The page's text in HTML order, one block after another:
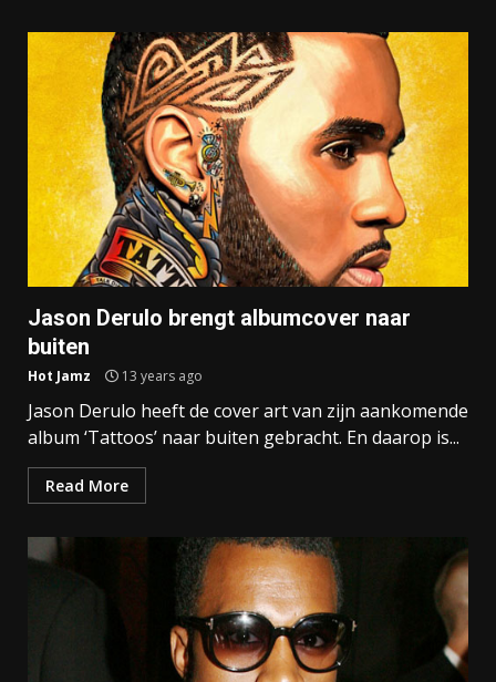
Jason Derulo brengt albumcover naar
buiten
Hot Jamz 13 years ago
Jason Derulo heeft de cover art van zijn aankomende
album ‘Tattoos’ naar buiten gebracht. En daarop is...
Read More